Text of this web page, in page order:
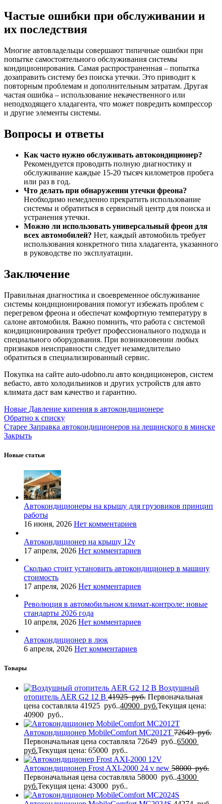
Частые ошибки при обслуживании и
их последствия
Многие автовладельцы совершают типичные ошибки при
попытке самостоятельного обслуживания системы
кондиционирования. Самая распространенная – попытка
дозаправить систему без поиска утечки. Это приводит к
повторным проблемам и дополнительным затратам. Другая
частая ошибка – использование некачественного или
неподходящего хладагента, что может повредить компрессор
и другие элементы системы.
Вопросы и ответы
Как часто нужно обслуживать автокондиционер?
Рекомендуется проводить полную диагностику и
обслуживание каждые 15-20 тысяч километров пробега
или раз в год.
Что делать при обнаружении утечки фреона?
Необходимо немедленно прекратить использование
системы и обратиться в сервисный центр для поиска и
устранения утечки.
Можно ли использовать универсальный фреон для
всех автомобилей? Нет, каждый автомобиль требует
использования конкретного типа хладагента, указанного
в руководстве по эксплуатации.
Заключение
Правильная диагностика и своевременное обслуживание
системы кондиционирования помогут избежать проблем с
перегревом фреона и обеспечат комфортную температуру в
салоне автомобиля. Важно помнить, что работа с системой
кондиционирования требует профессионального подхода и
специального оборудования. При возникновении любых
признаков неисправности следует незамедлительно
обратиться в специализированный сервис.
Покупка на сайте auto-udobno.ru авто кондиционеров, систем
вебасто, авто холодильников и других устройств для авто
климата даст вам качество и гарантию.
Новые Давление кипения в автокондиционере
Обратно к списку
Старее Заправка автокондиционеров на лещинского в минске
Закрыть
Новые статьи
Автокондиционеры на крышу для грузовиков принцип
работы
16 июня, 2026 Нет комментариев
Автокондиционер на крышу 12v
17 апреля, 2026 Нет комментариев
Сколько стоит установить автокондиционер в машину
стоимость
17 апреля, 2026 Нет комментариев
Революция в автомобильном климат-контроле: новые
стандарты 2026 года
10 апреля, 2026 Нет комментариев
Автокондиционер в люк
6 апреля, 2026 Нет комментариев
Товары
Воздушный
отопитель AER G2 12 В 41925руб. Первоначальная
цена составляла 41925 руб..40900 руб.Текущая цена:
40900 руб..
Автокондиционер MobileComfort MC2012T 72649руб.
Первоначальная цена составляла 72649 руб..65000
руб.Текущая цена: 65000 руб..
Автокондиционер Frost AXI-2000 24 v new 58000руб.
Первоначальная цена составляла 58000 руб..43000
руб.Текущая цена: 43000 руб..